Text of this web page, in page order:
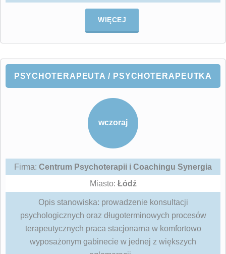
WIĘCEJ
PSYCHOTERAPEUTA / PSYCHOTERAPEUTKA
wczoraj
Firma: Centrum Psychoterapii i Coachingu Synergia
Miasto: Łódź
Opis stanowiska: prowadzenie konsultacji
psychologicznych oraz długoterminowych procesów
terapeutycznych praca stacjonarna w komfortowo
wyposażonym gabinecie w jednej z większych